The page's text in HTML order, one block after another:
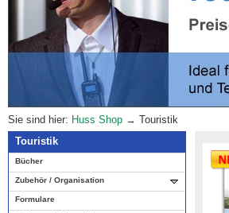
Sie sind hier: Huss Shop → Touristik
Touristik
Bücher
Zubehör / Organisation
Formulare